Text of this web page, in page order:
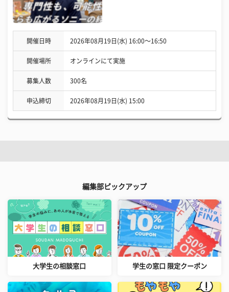
開催日時 2026年08月19日(水) 16:00〜16:50
開催場所 オンラインにて実施
募集人数 300名
申込締切 2026年08月19日(水) 15:00
編集部ピックアップ
大学生の相談窓口 学生の窓口 限定クーポン